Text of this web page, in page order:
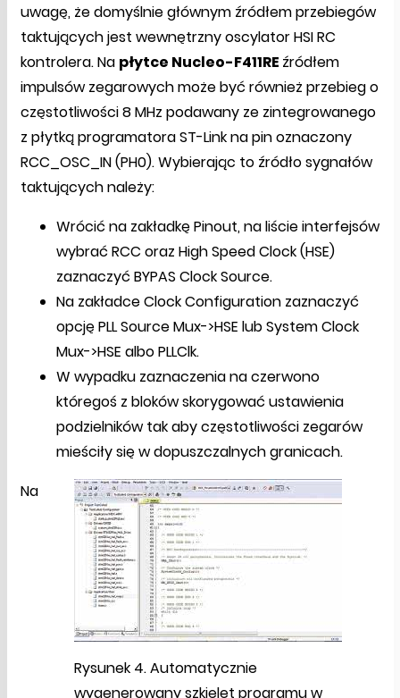
uwagę, że domyślnie głównym źródłem przebiegów
taktujących jest wewnętrzny oscylator HSI RC
kontrolera. Na płytce Nucleo-F411RE źródłem
impulsów zegarowych może być również przebieg o
częstotliwości 8 MHz podawany ze zintegrowanego
z płytką programatora ST-Link na pin oznaczony
RCC_OSC_IN (PH0). Wybierając to źródło sygnałów
taktujących należy:
Wrócić na zakładkę Pinout, na liście interfejsów
wybrać RCC oraz High Speed Clock (HSE)
zaznaczyć BYPAS Clock Source.
Na zakładce Clock Configuration zaznaczyć
opcję PLL Source Mux->HSE lub System Clock
Mux->HSE albo PLLClk.
W wypadku zaznaczenia na czerwono
któregoś z bloków skorygować ustawienia
podzielników tak aby częstotliwości zegarów
mieściły się w dopuszczalnych granicach.
Rysunek 4. Automatycznie
wygenerowany szkielet programu w
Na